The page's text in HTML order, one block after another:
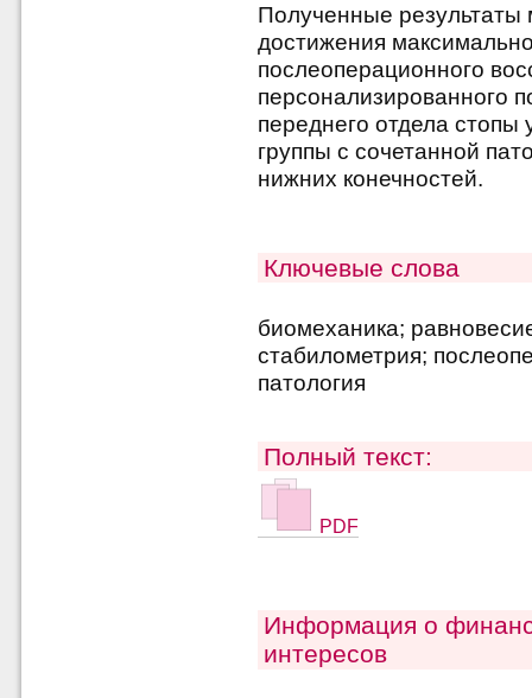
Полученные результаты
достижения
послеоперационного
персонализированного
переднего отдела стопы
группы с сочетанной
нижних конечностей.
Ключевые слова
биомеханика;
стабилометрия;
патология
Полный текст:
PDF
Информация о
интересов